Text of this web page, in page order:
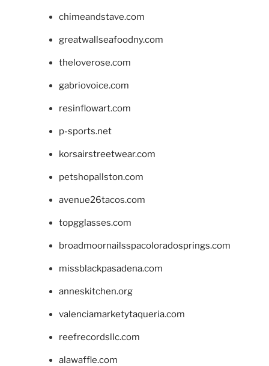
chimeandstave.com
greatwallseafoodny.com
theloverose.com
gabriovoice.com
resinflowart.com
p-sports.net
korsairstreetwear.com
petshopallston.com
avenue26tacos.com
topgglasses.com
broadmoornailsspacoloradosprings.com
missblackpasadena.com
anneskitchen.org
valenciamarketytaqueria.com
reefrecordsllc.com
alawaffle.com